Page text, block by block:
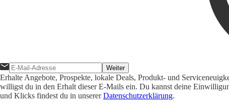
Weiter
Erhalte Angebote, Prospekte, lokale Deals, Produkt- und
willigst du in den Erhalt dieser E-Mails ein. Du kannst deine
und Klicks findest du in unsererDatenschutzerklärung.